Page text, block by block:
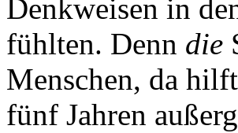
Denkweisen in
fühlten. Denn die
Menschen, da
fünf Jahren